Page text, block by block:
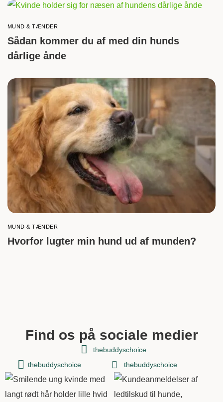
MUND & TÆNDER
Sådan kommer du af med din hunds
dårlige ånde
MUND & TÆNDER
Hvorfor lugter min hund ud af munden?
Find os på sociale medier
thebuddyschoice
thebuddyschoice
thebuddyschoice